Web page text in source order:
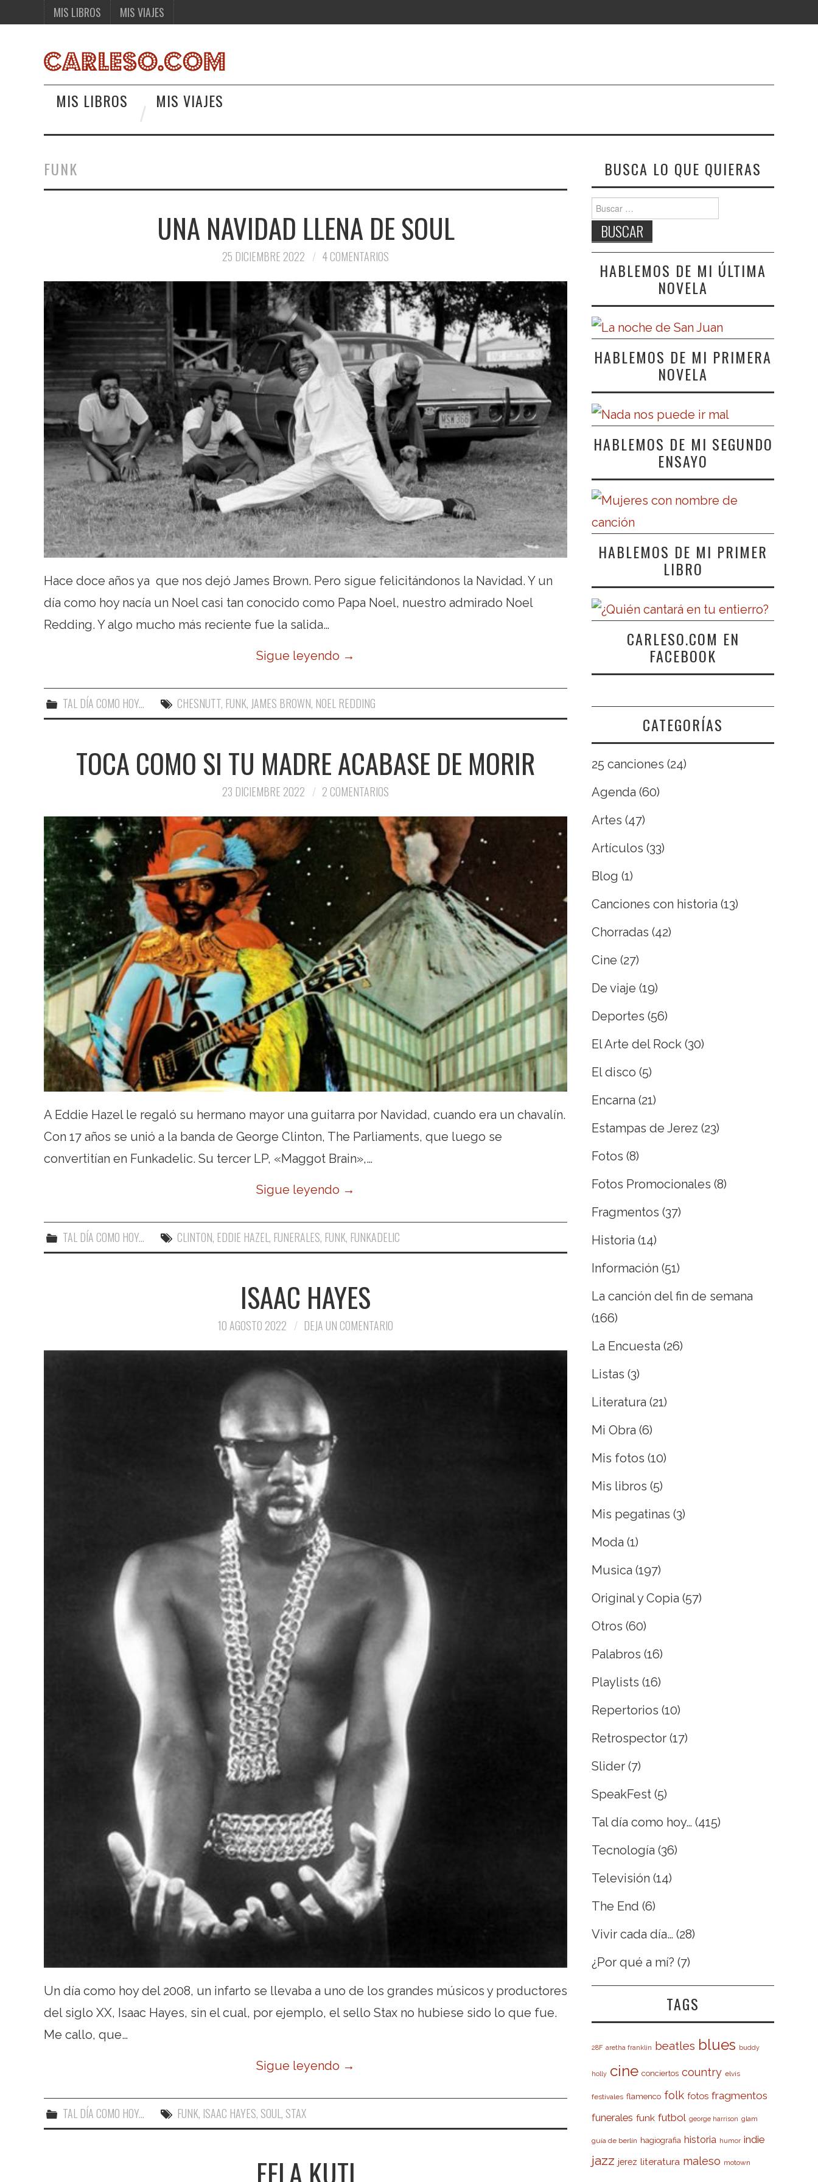
MIS LIBROS MIS VIAJES
MIS LIBROS MIS VIAJES
FUNK
UNA NAVIDAD LLENA DE SOUL
25 DICIEMBRE 2022 4 COMENTARIOS
Hace doce años ya que nos dejó James Brown. Pero sigue felicitándonos la Navidad. Y un
día como hoy nacía un Noel casi tan conocido como Papa Noel, nuestro admirado Noel
Redding. Y algo mucho más reciente fue la salida…
Sigue leyendo →
TAL DÍA COMO HOY... CHESNUTT, FUNK, JAMES BROWN, NOEL REDDING
TOCA COMO SI TU MADRE ACABASE DE MORIR
23 DICIEMBRE 2022 2 COMENTARIOS
A Eddie Hazel le regaló su hermano mayor una guitarra por Navidad, cuando era un chavalín.
Con 17 años se unió a la banda de George Clinton, The Parliaments, que luego se
convertitían en Funkadelic. Su tercer LP, «Maggot Brain»,…
Sigue leyendo →
TAL DÍA COMO HOY... CLINTON, EDDIE HAZEL, FUNERALES, FUNK, FUNKADELIC
ISAAC HAYES
10 AGOSTO 2022 DEJA UN COMENTARIO
Un día como hoy del 2008, un infarto se llevaba a uno de los grandes músicos y productores
del siglo XX, Isaac Hayes, sin el cual, por ejemplo, el sello Stax no hubiese sido lo que fue.
Me callo, que…
Sigue leyendo →
TAL DÍA COMO HOY... FUNK, ISAAC HAYES, SOUL, STAX
FELA KUTI
BUSCA LO QUE QUIERAS
Buscar:
HABLEMOS DE MI ÚLTIMA
NOVELA
HABLEMOS DE MI PRIMERA
NOVELA
HABLEMOS DE MI SEGUNDO
ENSAYO
HABLEMOS DE MI PRIMER
LIBRO
CARLESO.COM EN
FACEBOOK
CATEGORÍAS
25 canciones (24)
Agenda (60)
Artes (47)
Artículos (33)
Blog (1)
Canciones con historia (13)
Chorradas (42)
Cine (27)
De viaje (19)
Deportes (56)
El Arte del Rock (30)
El disco (5)
Encarna (21)
Estampas de Jerez (23)
Fotos (8)
Fotos Promocionales (8)
Fragmentos (37)
Historia (14)
Información (51)
La canción del fin de semana
(166)
La Encuesta (26)
Listas (3)
Literatura (21)
Mi Obra (6)
Mis fotos (10)
Mis libros (5)
Mis pegatinas (3)
Moda (1)
Musica (197)
Original y Copia (57)
Otros (60)
Palabros (16)
Playlists (16)
Repertorios (10)
Retrospector (17)
Slider (7)
SpeakFest (5)
Tal día como hoy… (415)
Tecnología (36)
Televisión (14)
The End (6)
Vivir cada día… (28)
¿Por qué a mí? (7)
TAGS
28F aretha franklin beatles blues buddy
holly cine conciertos country elvis
festivales flamenco folk fotos fragmentos
funerales funk futbol george harrison glam
guía de berlín hagiografia historia humor indie
jazz jerez literatura maleso motown